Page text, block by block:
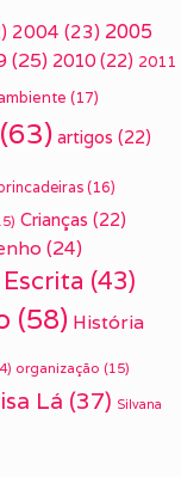
2004 (23) 2005
(25) 2010 (22) 2011
(17)
(63) artigos (22)
(16)
Crianças (22)
(24)
Escrita (43)
(58) História
organização (15)
Lá (37) Silvana